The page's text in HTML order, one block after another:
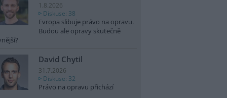
1.8.2026
Diskuse: 38
Evropa slibuje právo na opravu.
Budou ale opravy skutečně
David Chytil
31.7.2026
Diskuse: 32
Právo na opravu přichází